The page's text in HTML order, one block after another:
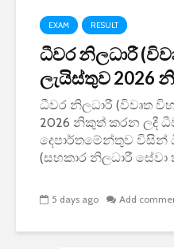
EXAM RESULT
ධීවර නිලධාරී
ලැයිස්තුව 2026
ධීවර නිලධාරී (විවෘත
2026 නිකුත් කරන ලදී
දෙපාර්තමේන්තුව විසින්
(සහකාර නිලධාරී සේවා
5 days ago Add